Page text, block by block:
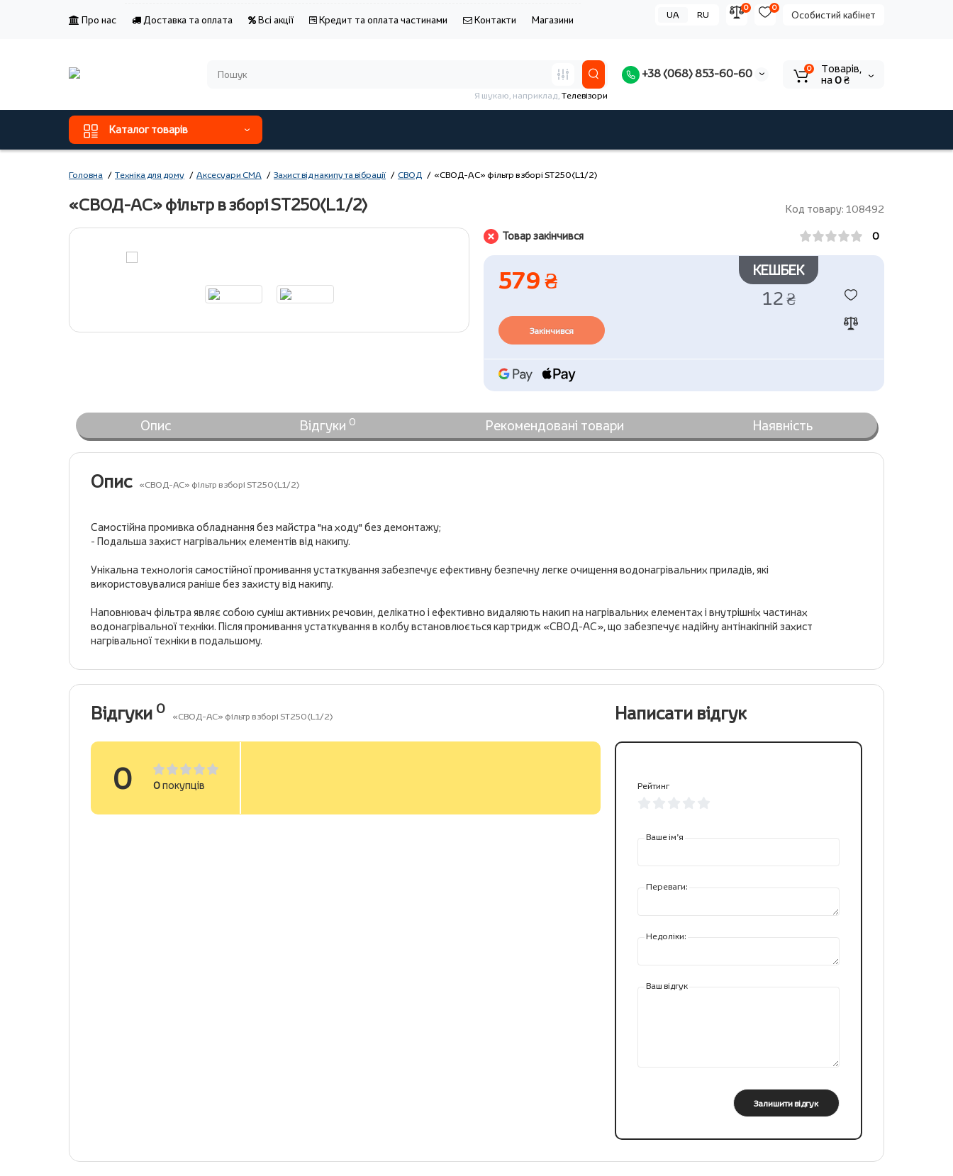
Про нас Доставка та оплата Всі акції Кредит та оплата частинами Контакти Магазини Особистий кабінет
0
0
UA RU
+38 (068) 853-60-60
Я шукаю, наприклад,Телевізори
0
Tоварів,
на0 ₴
Каталог товарів
Головна Техніка для дому Аксесуари СМА Захист від накипу та вібрації СВОД «СВОД-АС» фільтр в зборі ST250(L1/2)
Код товару: 108492
«СВОД-АС» фільтр в зборі ST250(L1/2)
Товар закінчився 0
579 ₴ КЕШБЕК
12 ₴
Закінчився
Опис Відгуки 0 Рекомендовані товари Наявність
Опис «СВОД-АС» фільтр в зборі ST250(L1/2)
Самостійна промивка обладнання без майстра "на ходу" без демонтажу;
- Подальша захист нагрівальних елементів від накипу.
Унікальна технологія самостійної промивання устаткування забезпечує ефективну безпечну легке очищення водонагрівальних приладів, які
використовувалися раніше без захисту від накипу.
Наповнювач фільтра являє собою суміш активних речовин, делікатно і ефективно видаляють накип на нагрівальних елементах і внутрішніх частинах
водонагрівальної техніки. Після промивання устаткування в колбу встановлюється картридж «СВОД-АС», що забезпечує надійну антінакіпній захист
нагрівальної техніки в подальшому.
Відгуки 0 «СВОД-АС» фільтр в зборі ST250(L1/2)
0 0покупців
Написати відгук
Рейтинг
Ваше ім’я
Переваги:
Недоліки:
Ваш відгук
Залишити відгук